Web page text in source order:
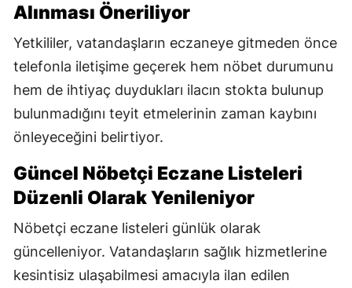
Alınması Öneriliyor
Yetkililer, vatandaşların eczaneye gitmeden önce
telefonla iletişime geçerek hem nöbet durumunu
hem de ihtiyaç duydukları ilacın stokta bulunup
bulunmadığını teyit etmelerinin zaman kaybını
önleyeceğini belirtiyor.
Güncel Nöbetçi Eczane Listeleri
Düzenli Olarak Yenileniyor
Nöbetçi eczane listeleri günlük olarak
güncelleniyor. Vatandaşların sağlık hizmetlerine
kesintisiz ulaşabilmesi amacıyla ilan edilen